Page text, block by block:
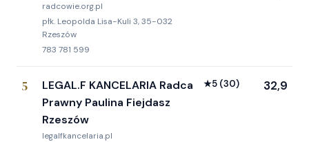
radcowie.org.pl
płk. Leopolda Lisa-Kuli 3, 35-032
Rzeszów
783 781 599
5
LEGAL.F KANCELARIA Radca
Prawny Paulina Fiejdasz
Rzeszów
legalfkancelaria.pl
★5 (30) 32,9